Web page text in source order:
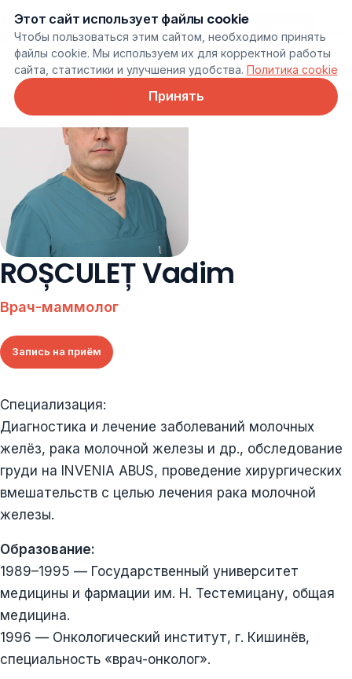
Онлайн запись
ROȘCULEȚ Vadim
Врач-маммолог
Запись на приём
Специализация:
Диагностика и лечение заболеваний молочных
желёз, рака молочной железы и др., обследование
груди на INVENIA ABUS, проведение хирургических
вмешательств с целью лечения рака молочной
железы.
Образование:
1989–1995 — Государственный университет
медицины и фармации им. Н. Тестемицану, общая
медицина.
1996 — Онкологический институт, г. Кишинёв,
специальность «врач-онколог».
Этот сайт использует файлы cookie
Чтобы пользоваться этим сайтом, необходимо принять
файлы cookie. Мы используем их для корректной работы
сайта, статистики и улучшения удобства. Политика cookie
Принять